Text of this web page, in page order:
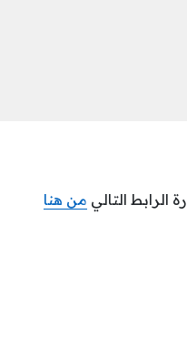
التالي من هنا